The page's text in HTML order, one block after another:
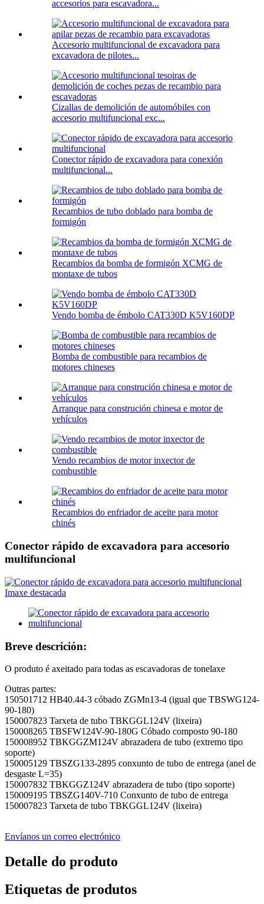
accesorios para escavadora...
Accesorio multifuncional de excavadora para
excavadora de pilotes...
Cizallas de demolición de automóbiles con
accesorio multifuncional exc...
Conector rápido de excavadora para conexión
multifuncional...
Recambios de tubo doblado para bomba de
formigón
Recambios da bomba de formigón XCMG de
montaxe de tubos
Vendo bomba de émbolo CAT330D K5V160DP
Bomba de combustible para recambios de
motores chineses
Arranque para construción chinesa e motor de
vehículos
Vendo recambios de motor inxector de
combustible
Recambios do enfriador de aceite para motor
chinés
Conector rápido de excavadora para accesorio
multifuncional
Breve descrición:
O produto é axeitado para todas as escavadoras de tonelaxe
Outras partes:
150501712 HB40.44-3 cóbado ZGMn13-4 (igual que TBSWG124-
90-180)
150007823 Tarxeta de tubo TBKGGL124V (lixeira)
150008265 TBSFW124V-90-180G Cóbado composto 90-180
150008952 TBKGGZM124V abrazadera de tubo (extremo tipo
soporte)
150005129 TBSZG133-2895 conxunto de tubo de entrega (anel de
desgaste L=35)
150007832 TBKGGZ124V abrazadera de tubo (tipo soporte)
150009195 TBSZG140V-710 Conxunto de tubo de entrega
150007823 Tarxeta de tubo TBKGGL124V (lixeira)
Envíanos un correo electrónico
Detalle do produto
Etiquetas de produtos